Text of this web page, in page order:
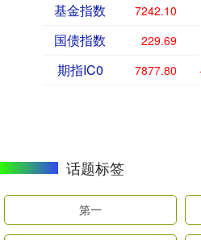
基金指数 7242.10
国债指数 229.69
期指IC0 7877.80
话题标签
第一